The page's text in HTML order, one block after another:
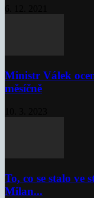
Ministr Válek
měsíčně
To, co se stalo ve
Milan...